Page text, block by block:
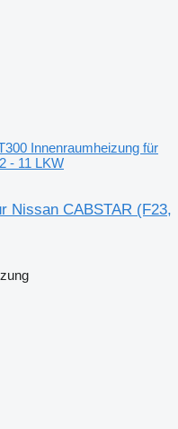
Innenraumheizung für
- 11 LKW
Nissan CABSTAR (F23,